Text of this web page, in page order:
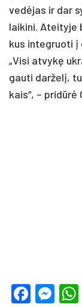
vedė­jas ir dar
lai­ki­ni. Atei­ty­je
kus in­teg­ruo­ti į
„Vi­si at­vykę
gau­ti dar­želį,
kais“, – pri­dūrė